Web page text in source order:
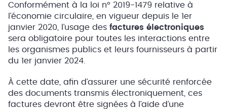
Conformément à la loi n° 2019-1479 relative à
l’économie circulaire, en vigueur depuis le 1er
janvier 2020, l’usage des factures électroniques
sera obligatoire pour toutes les interactions entre
les organismes publics et leurs fournisseurs à partir
du 1er janvier 2024.
À cette date, afin d’assurer une sécurité renforcée
des documents transmis électroniquement, ces
factures devront être signées à l’aide d’une